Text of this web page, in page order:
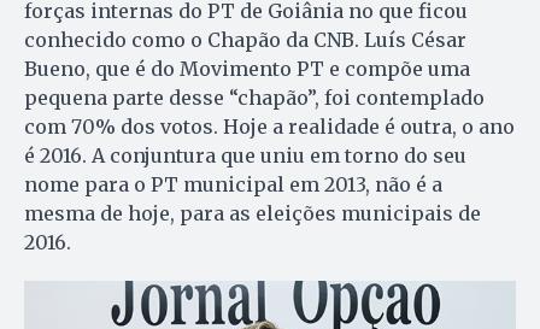
forças internas do PT de Goiânia no que ficou
conhecido como o Chapão da CNB. Luís César
Bueno, que é do Movimento PT e compõe uma
pequena parte desse “chapão”, foi contemplado
com 70% dos votos. Hoje a realidade é outra, o ano
é 2016. A conjuntura que uniu em torno do seu
nome para o PT municipal em 2013, não é a
mesma de hoje, para as eleições municipais de
2016.